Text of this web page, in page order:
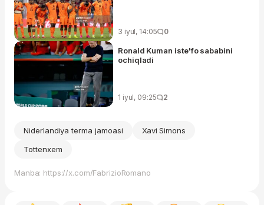
3 iyul, 14:05 0
Ronald Kuman iste'fo sababini
ochiqladi
1 iyul, 09:25 2
Niderlandiya terma jamoasi
Xavi Simons
Tottenxem
Manba: https://x.com/FabrizioRomano